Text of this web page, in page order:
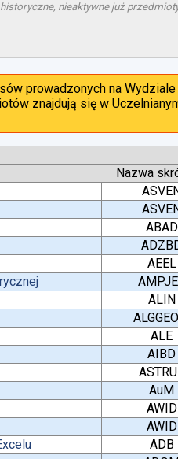
nieaktywne już
prowadzonych na
znajdują się w
Nazwa
ABAD
AEEL
ALIN
ALE
AIBD
AuM
AWID
AWID
ADB